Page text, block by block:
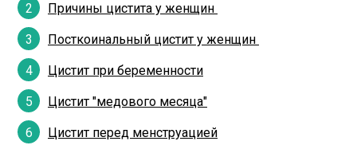
Причины цистита у женщин
Посткоинальный цистит у женщин
Цистит при беременности
Цистит "медового месяца"
Цистит перед менструацией